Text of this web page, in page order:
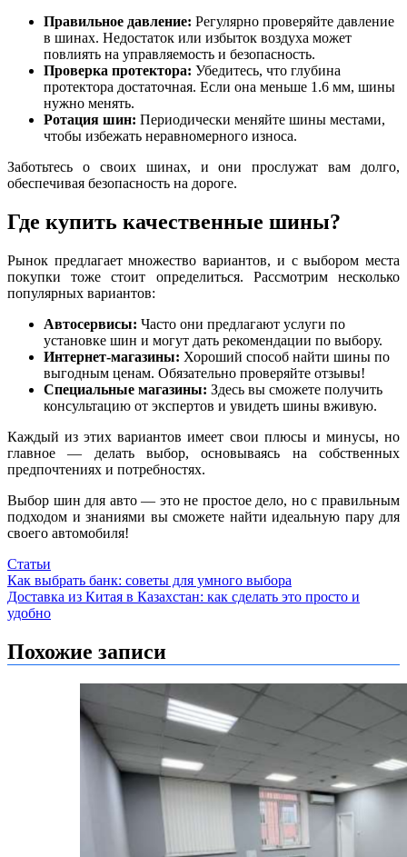
Правильное давление: Регулярно проверяйте давление
в шинах. Недостаток или избыток воздуха может
повлиять на управляемость и безопасность.
Проверка протектора: Убедитесь, что глубина
протектора достаточная. Если она меньше 1.6 мм, шины
нужно менять.
Ротация шин: Периодически меняйте шины местами,
чтобы избежать неравномерного износа.
Заботьтесь о своих шинах, и они прослужат вам долго,
обеспечивая безопасность на дороге.
Где купить качественные шины?
Рынок предлагает множество вариантов, и с выбором места
покупки тоже стоит определиться. Рассмотрим несколько
популярных вариантов:
Автосервисы: Часто они предлагают услуги по
установке шин и могут дать рекомендации по выбору.
Интернет-магазины: Хороший способ найти шины по
выгодным ценам. Обязательно проверяйте отзывы!
Специальные магазины: Здесь вы сможете получить
консультацию от экспертов и увидеть шины вживую.
Каждый из этих вариантов имеет свои плюсы и минусы, но
главное — делать выбор, основываясь на собственных
предпочтениях и потребностях.
Выбор шин для авто — это не простое дело, но с правильным
подходом и знаниями вы сможете найти идеальную пару для
своего автомобиля!
Статьи
Навигация
по
Как выбрать банк: советы для умного выбора
Доставка из Китая в Казахстан: как сделать это просто и
удобно
Похожие записи